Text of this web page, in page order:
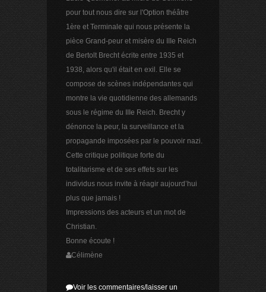
pour tout nous dire sur l'Option théâtre
1ère et Terminale qui nous présente la
pièce Grand-peur et misère du IIIe Reich
de Bertolt Brecht écrite entre 1935 et
1938, alors qu'il était en exil. Elle se
compose de scènes indépendantes qui
montre la vie quotidienne des allemands
sous le régime du IIIe Reich. Brecht y
dénonce la peur, la surveillance et la
propagande imposées par le pouvoir nazi.
Cette critique politique forte du
totalitarisme et de ses effets sur les
individus nous invite à réagir aujourd’hui
plus que jamais !
Impressions des acteurs et un mot de
Christian.
Bonne écoute !
Célimène
Voir les commentaires/laisser un